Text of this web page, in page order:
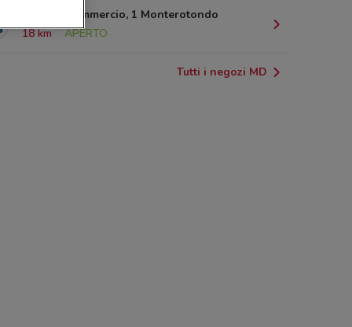
Via Del Commercio, 1 Monterotondo
18 km
APERTO
Tutti i negozi MD